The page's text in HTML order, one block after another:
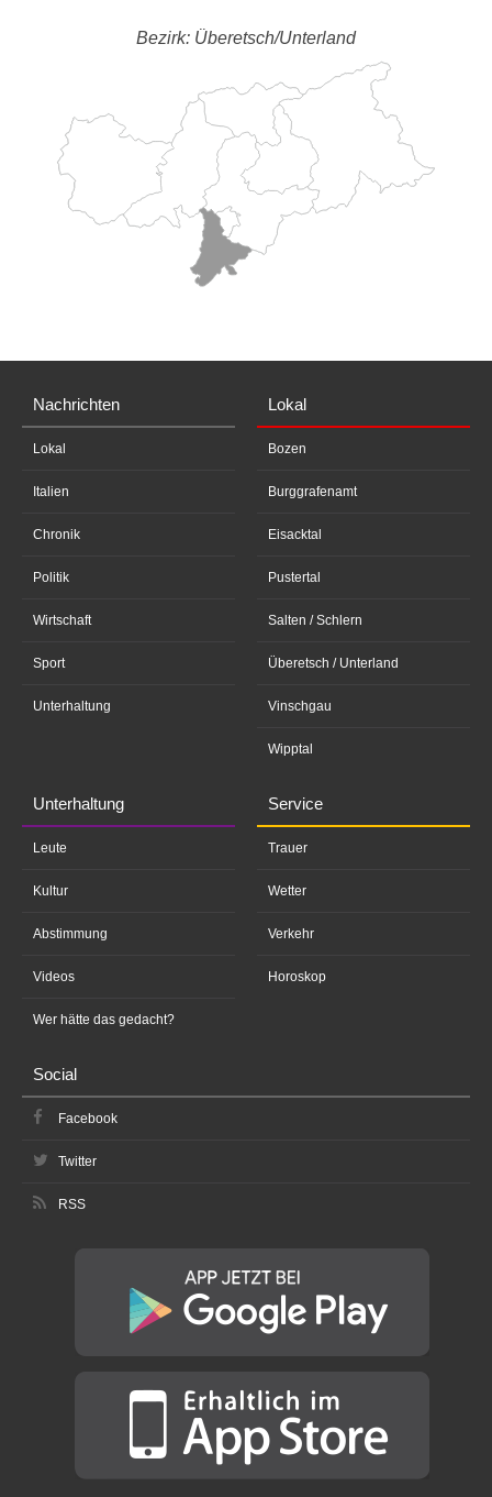
Bezirk: Überetsch/Unterland
Nachrichten
Lokal
Italien
Chronik
Politik
Wirtschaft
Sport
Unterhaltung
Lokal
Bozen
Burggrafenamt
Eisacktal
Pustertal
Salten / Schlern
Überetsch / Unterland
Vinschgau
Wipptal
Unterhaltung
Leute
Kultur
Abstimmung
Videos
Wer hätte das gedacht?
Service
Trauer
Wetter
Verkehr
Horoskop
Social
Facebook
Twitter
RSS